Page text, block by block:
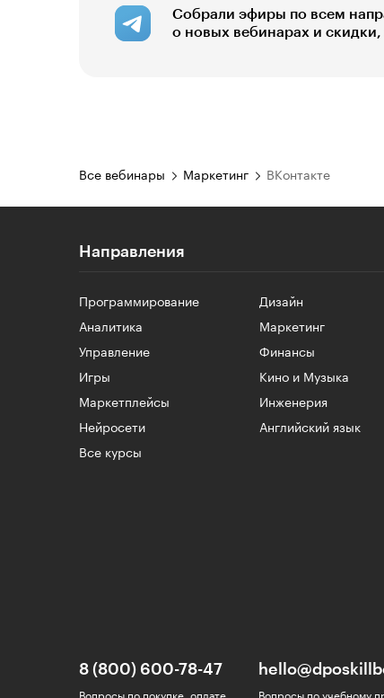
Собрали эфиры по всем
о новых вебинарах и
Все вебинары Маркетинг ВКонтакте
Направления
Программирование
Дизайн
Аналитика
Маркетинг
Управление
Финансы
Игры
Кино и Музыка
Маркетплейсы
Инженерия
Нейросети
Английский язык
Все курсы
8 (800) 600-78-47